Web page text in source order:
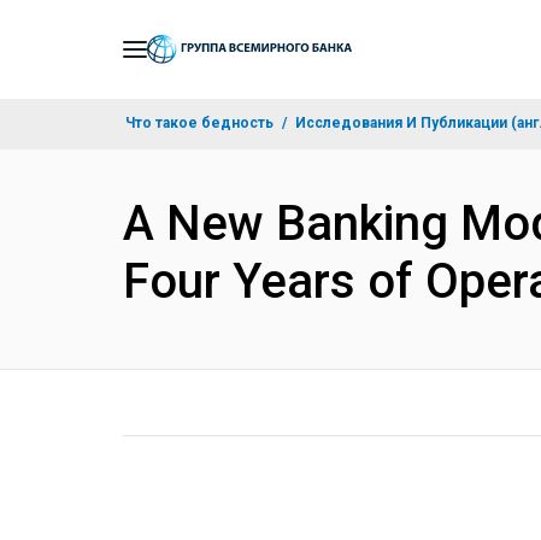
Что такое бедность Исследования И Публикации
A New Banking
Four Years of